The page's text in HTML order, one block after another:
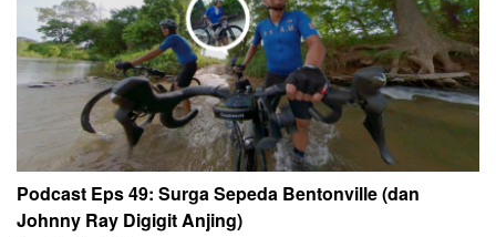
Podcast Eps 49: Surga Sepeda Bentonville (dan
Johnny Ray Digigit Anjing)